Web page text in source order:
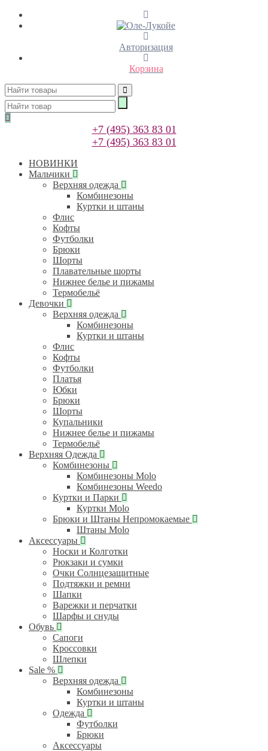
Авторизация
Корзина
+7 (495) 363 83 01
+7 (495) 363 83 01
НОВИНКИ
Мальчики
Верхняя одежда
Комбинезоны
Куртки и штаны
Флис
Кофты
Футболки
Брюки
Шорты
Плавательные шорты
Нижнее белье и пижамы
Термобельё
Девочки
Верхняя одежда
Комбинезоны
Куртки и штаны
Флис
Кофты
Футболки
Платья
Юбки
Брюки
Шорты
Купальники
Нижнее белье и пижамы
Термобельё
Верхняя Одежда
Комбинезоны
Комбинезоны Molo
Комбинезоны Weedo
Куртки и Парки
Куртки Molo
Брюки и Штаны Непромокаемые
Штаны Molo
Аксессуары
Носки и Колготки
Рюкзаки и сумки
Очки Солнцезащитные
Подтяжки и ремни
Шапки
Варежки и перчатки
Шарфы и снуды
Обувь
Сапоги
Кроссовки
Шлепки
Sale %
Верхняя одежда
Комбинезоны
Куртки и штаны
Одежда
Футболки
Брюки
Аксессуары